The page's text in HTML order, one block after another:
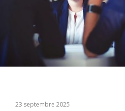
23 septembre 2025